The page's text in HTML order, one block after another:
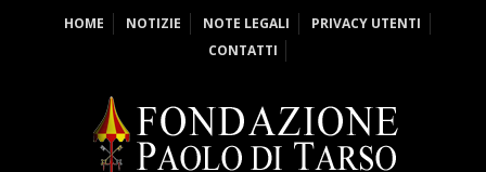
HOME NOTIZIE NOTE LEGALI
PRIVACY UTENTI
CONTATTI